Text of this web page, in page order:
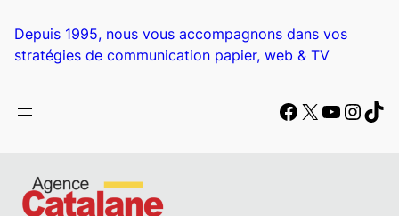
Depuis 1995, nous vous accompagnons dans vos
stratégies de communication papier, web & TV
Facebook
X